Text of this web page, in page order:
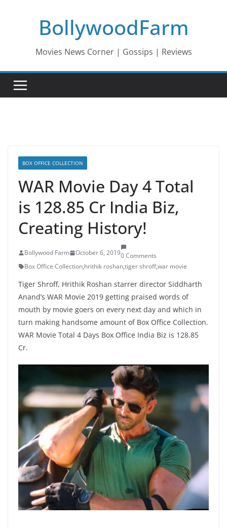
BollywoodFarm
Movies News Corner | Gossips | Reviews
BOX OFFICE COLLECTION
WAR Movie Day 4 Total
is 128.85 Cr India Biz,
Creating History!
Bollywood Farm October 6, 20190 Comments
Box Office Collection,hrithik roshan,tiger shroff,war movie
Tiger Shroff, Hrithik Roshan starrer director Siddharth
Anand’s WAR Movie 2019 getting praised words of
mouth by movie goers on every next day and which in
turn making handsome amount of Box Office Collection.
WAR Movie Total 4 Days Box Office India Biz is 128.85
Cr.